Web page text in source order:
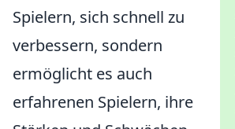
Spielern, sich schnell zu
verbessern, sondern
ermöglicht es auch
erfahrenen Spielern, ihre